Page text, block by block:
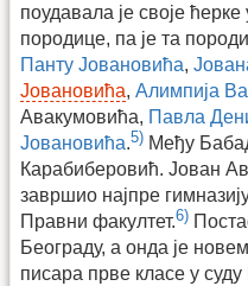
поудавала је своје
породице, па је та
Панту Јовановића,
Јовановића, Алимпија
Авакумовића, Павла
Јовановића.5) Међу
Карабиберовић. Јован
завршио најпре
Правни факултет.6)
Београду, а онда је
писара прве класе у